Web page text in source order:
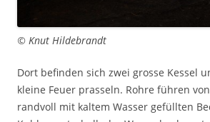
© Knut Hildebrandt
Dort befinden sich zwei grosse Kessel
kleine Feuer prasseln. Rohre führen
randvoll mit kaltem Wasser gefüllten